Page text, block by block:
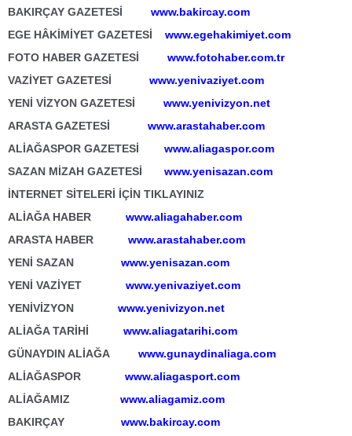
BAKIRÇAY GAZETESİ www.bakircay.com
EGE HÂKİMİYET GAZETESİ
www.egehakimiyet.com
FOTO HABER GAZETESİ
www.fotohaber.com.tr
VAZİYET GAZETESİ www.yenivaziyet.com
YENİ VİZYON GAZETESİ
www.yenivizyon.net
ARASTA GAZETESİ www.arastahaber.com
ALİAĞASPOR GAZETESİ
www.aliagaspor.com
SAZAN MİZAH GAZETESİ
www.yenisazan.com
İNTERNET SİTELERİ İÇİN TIKLAYINIZ
ALİAĞA HABER www.aliagahaber.com
ARASTA HABER www.arastahaber.com
YENİ SAZAN www.yenisazan.com
YENİ VAZİYET www.yenivaziyet.com
YENİVİZYON www.yenivizyon.net
ALİAĞA TARİHİ www.aliagatarihi.com
GÜNAYDIN ALİAĞA
www.gunaydinaliaga.com
ALİAĞASPOR www.aliagasport.com
ALİAĞAMIZ www.aliagamiz.com
BAKIRÇAY www.bakircay.com